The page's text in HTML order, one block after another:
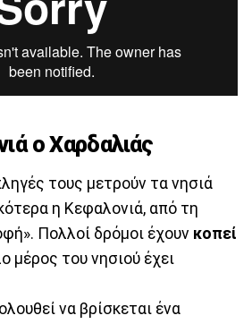
ο Χαρδαλιάς
τους μετρούν τα νησιά
η Κεφαλονιά, από τη
Πολλοί δρόμοι έχουν κοπεί
μέρος του νησιού έχει
να βρίσκεται ένα